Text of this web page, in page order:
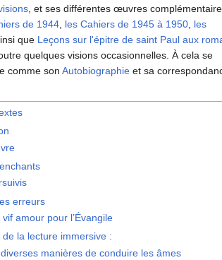
, et ses différentes œuvres
de 1944 les Cahiers de 1945 à 1950 les
que Leçons sur l'épitre de saint Paul aux
outre quelques visions occasionnelles. À cela se
comme son Autobiographie et sa
erreurs
amour pour l’Évangile
de la lecture immersive :
manières de conduire les âmes